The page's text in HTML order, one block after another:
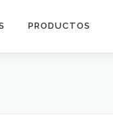
PRODUCTOS